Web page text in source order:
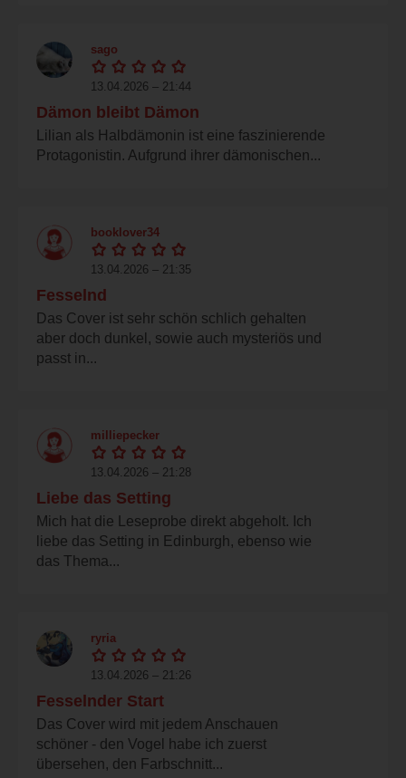
sago
13.04.2026 – 21:44
Dämon bleibt Dämon
Lilian als Halbdämonin ist eine faszinierende
Protagonistin. Aufgrund ihrer dämonischen...
booklover34
13.04.2026 – 21:35
Fesselnd
Das Cover ist sehr schön schlich gehalten
aber doch dunkel, sowie auch mysteriös und
passt in...
milliepecker
13.04.2026 – 21:28
Liebe das Setting
Mich hat die Leseprobe direkt abgeholt. Ich
liebe das Setting in Edinburgh, ebenso wie
das Thema...
ryria
13.04.2026 – 21:26
Fesselnder Start
Das Cover wird mit jedem Anschauen
schöner - den Vogel habe ich zuerst
übersehen, den Farbschnitt...